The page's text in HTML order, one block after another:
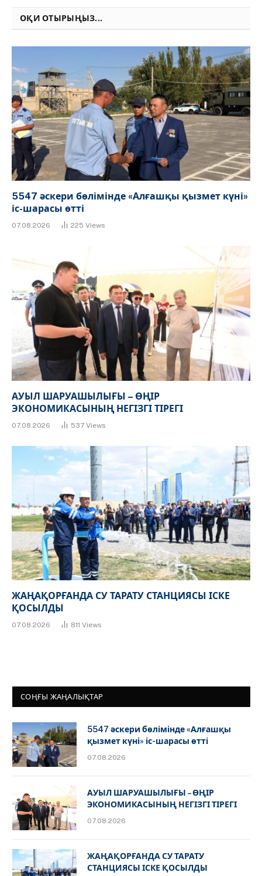
ОҚИ ОТЫРЫҢЫЗ...
5547 әскери бөлімінде «Алғашқы қызмет күні»
іс-шарасы өтті
07.08.2026 225 Views
АУЫЛ ШАРУАШЫЛЫҒЫ – ӨҢІР
ЭКОНОМИКАСЫНЫҢ НЕГІЗГІ ТІРЕГІ
07.08.2026 537 Views
ЖАҢАҚОРҒАНДА СУ ТАРАТУ СТАНЦИЯСЫ ІСКЕ
ҚОСЫЛДЫ
07.08.2026 811 Views
СОҢҒЫ ЖАҢАЛЫҚТАР
5547 әскери бөлімінде «Алғашқы
қызмет күні» іс-шарасы өтті
07.08.2026
АУЫЛ ШАРУАШЫЛЫҒЫ – ӨҢІР
ЭКОНОМИКАСЫНЫҢ НЕГІЗГІ ТІРЕГІ
07.08.2026
ЖАҢАҚОРҒАНДА СУ ТАРАТУ
СТАНЦИЯСЫ ІСКЕ ҚОСЫЛДЫ